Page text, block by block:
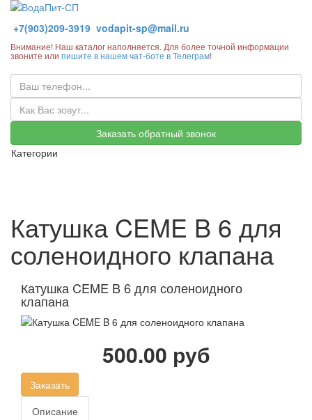
+7(903)209-3919 vodapit-sp@mail.ru
Внимание! Наш каталог наполняется. Для более точной информации
звоните или пишите в нашем чат-боте в Телеграм!
Заказать обратный звонок
Категории
Катушка CEME B 6 для
соленоидного клапана
Катушка CEME B 6 для соленоидного
клапана
500.00 руб
Заказать
Описание